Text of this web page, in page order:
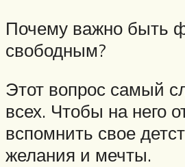
Почему важно быть
свободным?
Этот вопрос самый
всех. Чтобы на него
вспомнить свое
желания и мечты.